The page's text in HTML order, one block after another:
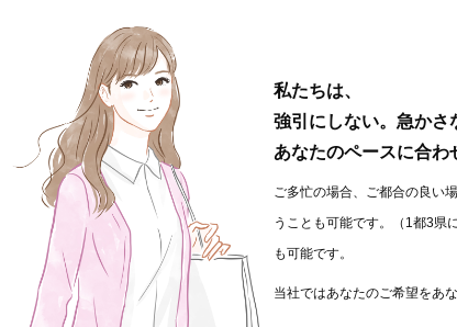
私たちは、
強引にしない。急かさ
あなたのペースに合わ
ご多忙の場合、ご都合の良い
うことも可能です。（1都3県
も可能です。
当社ではあなたのご希望をあ